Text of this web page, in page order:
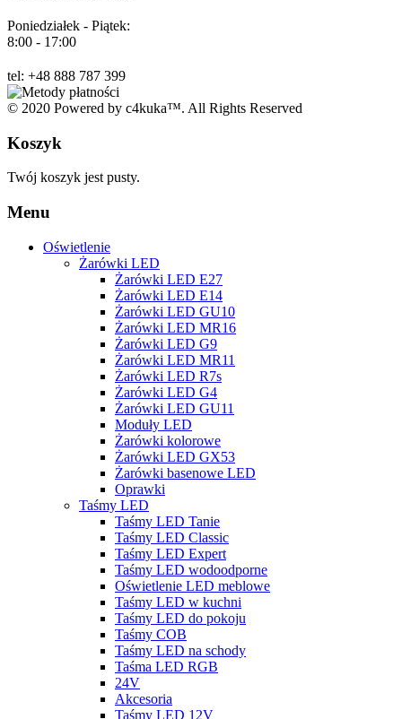
Poniedziałek - Piątek:
8:00 - 17:00
tel: +48 888 787 399
© 2020 Powered by c4kuka™. All Rights Reserved
Koszyk
Twój koszyk jest pusty.
Menu
Oświetlenie
Żarówki LED
Żarówki LED E27
Żarówki LED E14
Żarówki LED GU10
Żarówki LED MR16
Żarówki LED G9
Żarówki LED MR11
Żarówki LED R7s
Żarówki LED G4
Żarówki LED GU11
Moduły LED
Żarówki kolorowe
Żarówki LED GX53
Żarówki basenowe LED
Oprawki
Taśmy LED
Taśmy LED Tanie
Taśmy LED Classic
Taśmy LED Expert
Taśmy LED wodoodporne
Oświetlenie LED meblowe
Taśmy LED w kuchni
Taśmy LED do pokoju
Taśmy COB
Taśmy LED na schody
Taśma LED RGB
24V
Akcesoria
Taśmy LED 12V